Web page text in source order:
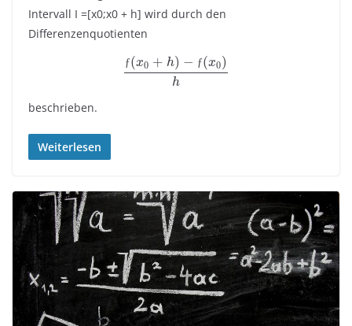
Intervall I =[x0;x0 + h] wird durch den
Differenzenquotienten
ƒ(x0 + h) − ƒ(x0)
h
beschrieben.
Weiterlesen